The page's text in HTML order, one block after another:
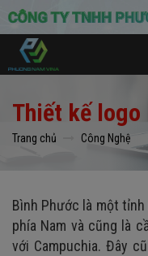
Thiết kế logo
Trang chủ Công Nghệ
Bình Phước là một
phía Nam và cũng là
với Campuchia. Đây